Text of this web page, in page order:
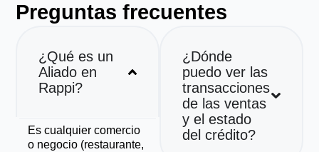
Preguntas frecuentes
¿Qué es un
Aliado en
Rappi?
Es cualquier comercio
o negocio (restaurante,
¿Dónde
puedo ver las
transacciones
de las ventas
y el estado
del crédito?